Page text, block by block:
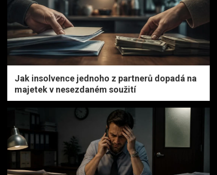
Jak insolvence jednoho z partnerů dopadá na
majetek v nesezdaném soužití